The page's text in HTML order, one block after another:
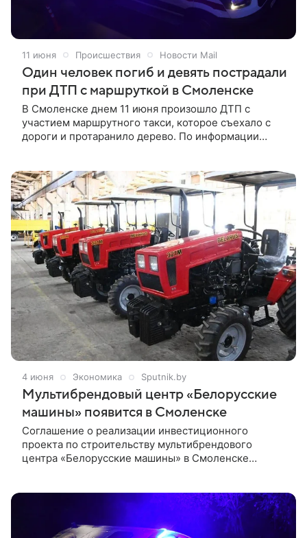
11 июня Происшествия Новости Mail
Один человек погиб и девять пострадали
при ДТП с маршруткой в Смоленске
В Смоленске днем 11 июня произошло ДТП с
участием маршрутного такси, которое съехало с
дороги и протаранило дерево. По информации
больницы.
4 июня Экономика Sputnik.by
Мультибрендовый центр «Белорусские
машины» появится в Смоленске
Соглашение о реализации инвестиционного
проекта по строительству мультибрендового
центра «Белорусские машины» в Смоленске